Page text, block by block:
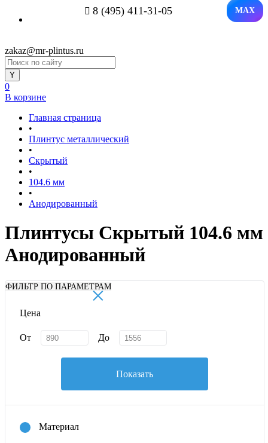
8 (495) 411-31-05 MAX
zakaz@mr-plintus.ru
0
В корзине
Главная страница
•
Плинтус металлический
•
Скрытый
•
104.6 мм
•
Анодированный
Плинтусы Скрытый 104.6 мм
Анодированный
ФИЛЬТР ПО ПАРАМЕТРАМ
×
Цена
От До
Показать
Материал